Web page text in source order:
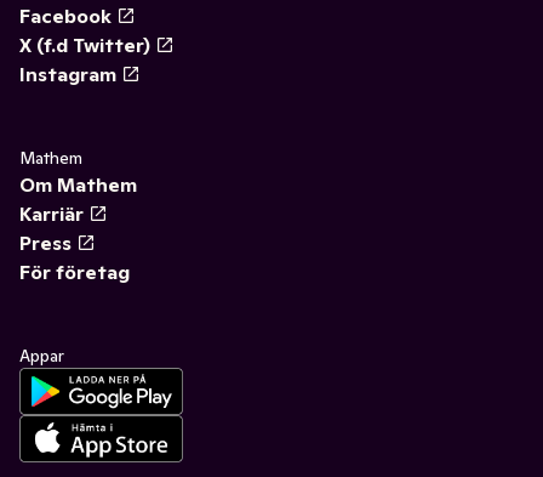
Facebook
X (f.d Twitter)
Instagram
Mathem
Om Mathem
Karriär
Press
För företag
Appar